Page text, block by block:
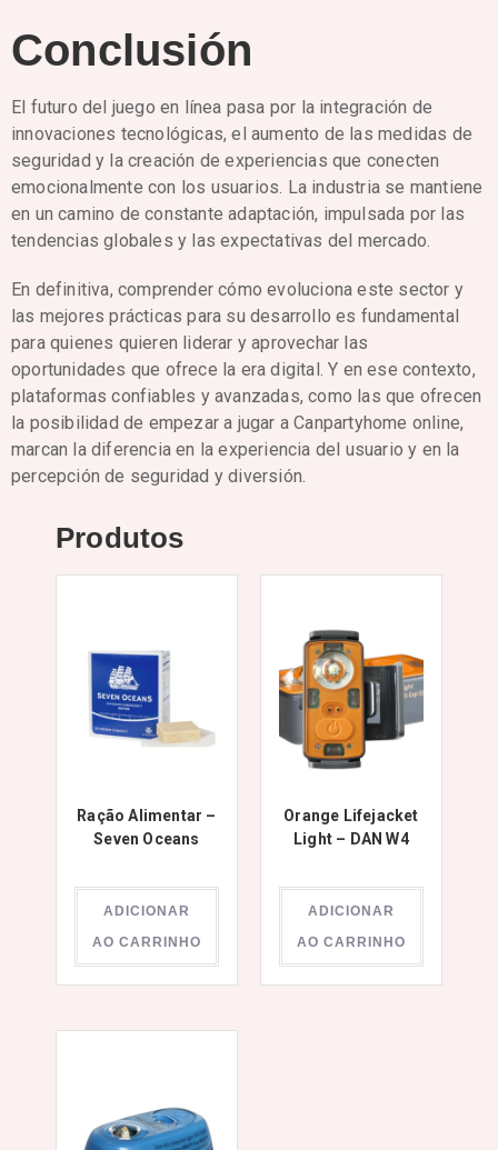
Conclusión
El futuro del juego en línea pasa por la integración de
innovaciones tecnológicas, el aumento de las medidas de
seguridad y la creación de experiencias que conecten
emocionalmente con los usuarios. La industria se mantiene
en un camino de constante adaptación, impulsada por las
tendencias globales y las expectativas del mercado.
En definitiva, comprender cómo evoluciona este sector y
las mejores prácticas para su desarrollo es fundamental
para quienes quieren liderar y aprovechar las
oportunidades que ofrece la era digital. Y en ese contexto,
plataformas confiables y avanzadas, como las que ofrecen
la posibilidad de empezar a jugar a Canpartyhome online,
marcan la diferencia en la experiencia del usuario y en la
percepción de seguridad y diversión.
Produtos
Ração Alimentar –
Seven Oceans
ADICIONAR
AO CARRINHO
Orange Lifejacket
Light – DAN W4
ADICIONAR
AO CARRINHO